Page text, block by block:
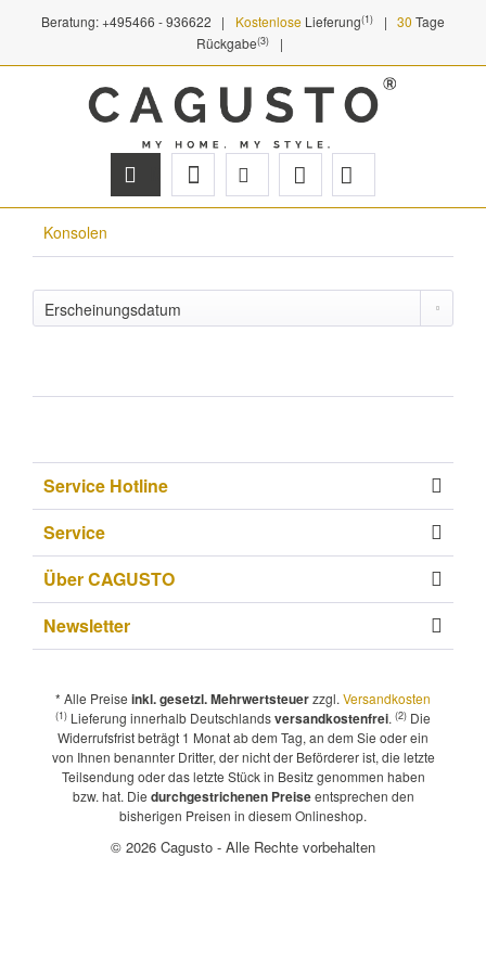
Beratung: +495466 - 936622 | Kostenlose Lieferung(1) | 30 Tage
Rückgabe(3) |
Menü
Konsolen
Service Hotline
Service
Über CAGUSTO
Newsletter
* Alle Preise inkl. gesetzl. Mehrwertsteuerzzgl.Versandkosten
(1) Lieferung innerhalb Deutschlandsversandkostenfrei. (2) Die
Widerrufsfrist beträgt 1 Monat ab dem Tag, an dem Sie oder ein
von Ihnen benannter Dritter, der nicht der Beförderer ist, die letzte
Teilsendung oder das letzte Stück in Besitz genommen haben
bzw. hat. Die durchgestrichenen Preiseentsprechen den
bisherigen Preisen in diesem Onlineshop.
© 2026 Cagusto - Alle Rechte vorbehalten